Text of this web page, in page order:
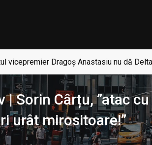
vicepremier Dragoș Anastasiu nu dă
| Sorin Cârțu, ”atac
urât mirositoare!”